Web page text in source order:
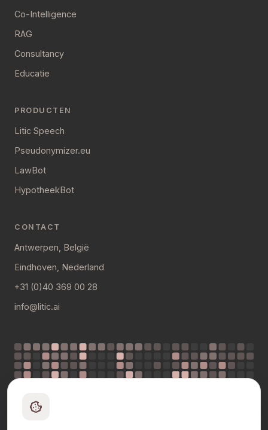
Co-Intelligence
RAG
Consultancy
Educatie
PRODUCTEN
Litic Speech
Pseudonymizer.eu
LawBot
HypotheekBot
CONTACT
Antwerpen, België
Eindhoven, Nederland
+31 (0)40 369 00 28
info@litic.ai